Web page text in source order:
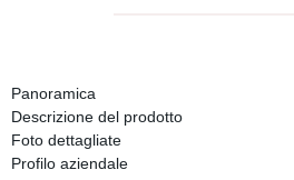
Panoramica
Descrizione del prodotto
Foto dettagliate
Profilo aziendale